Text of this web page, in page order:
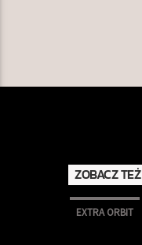
ZOBACZ TEŻ
EXTRA ORBIT